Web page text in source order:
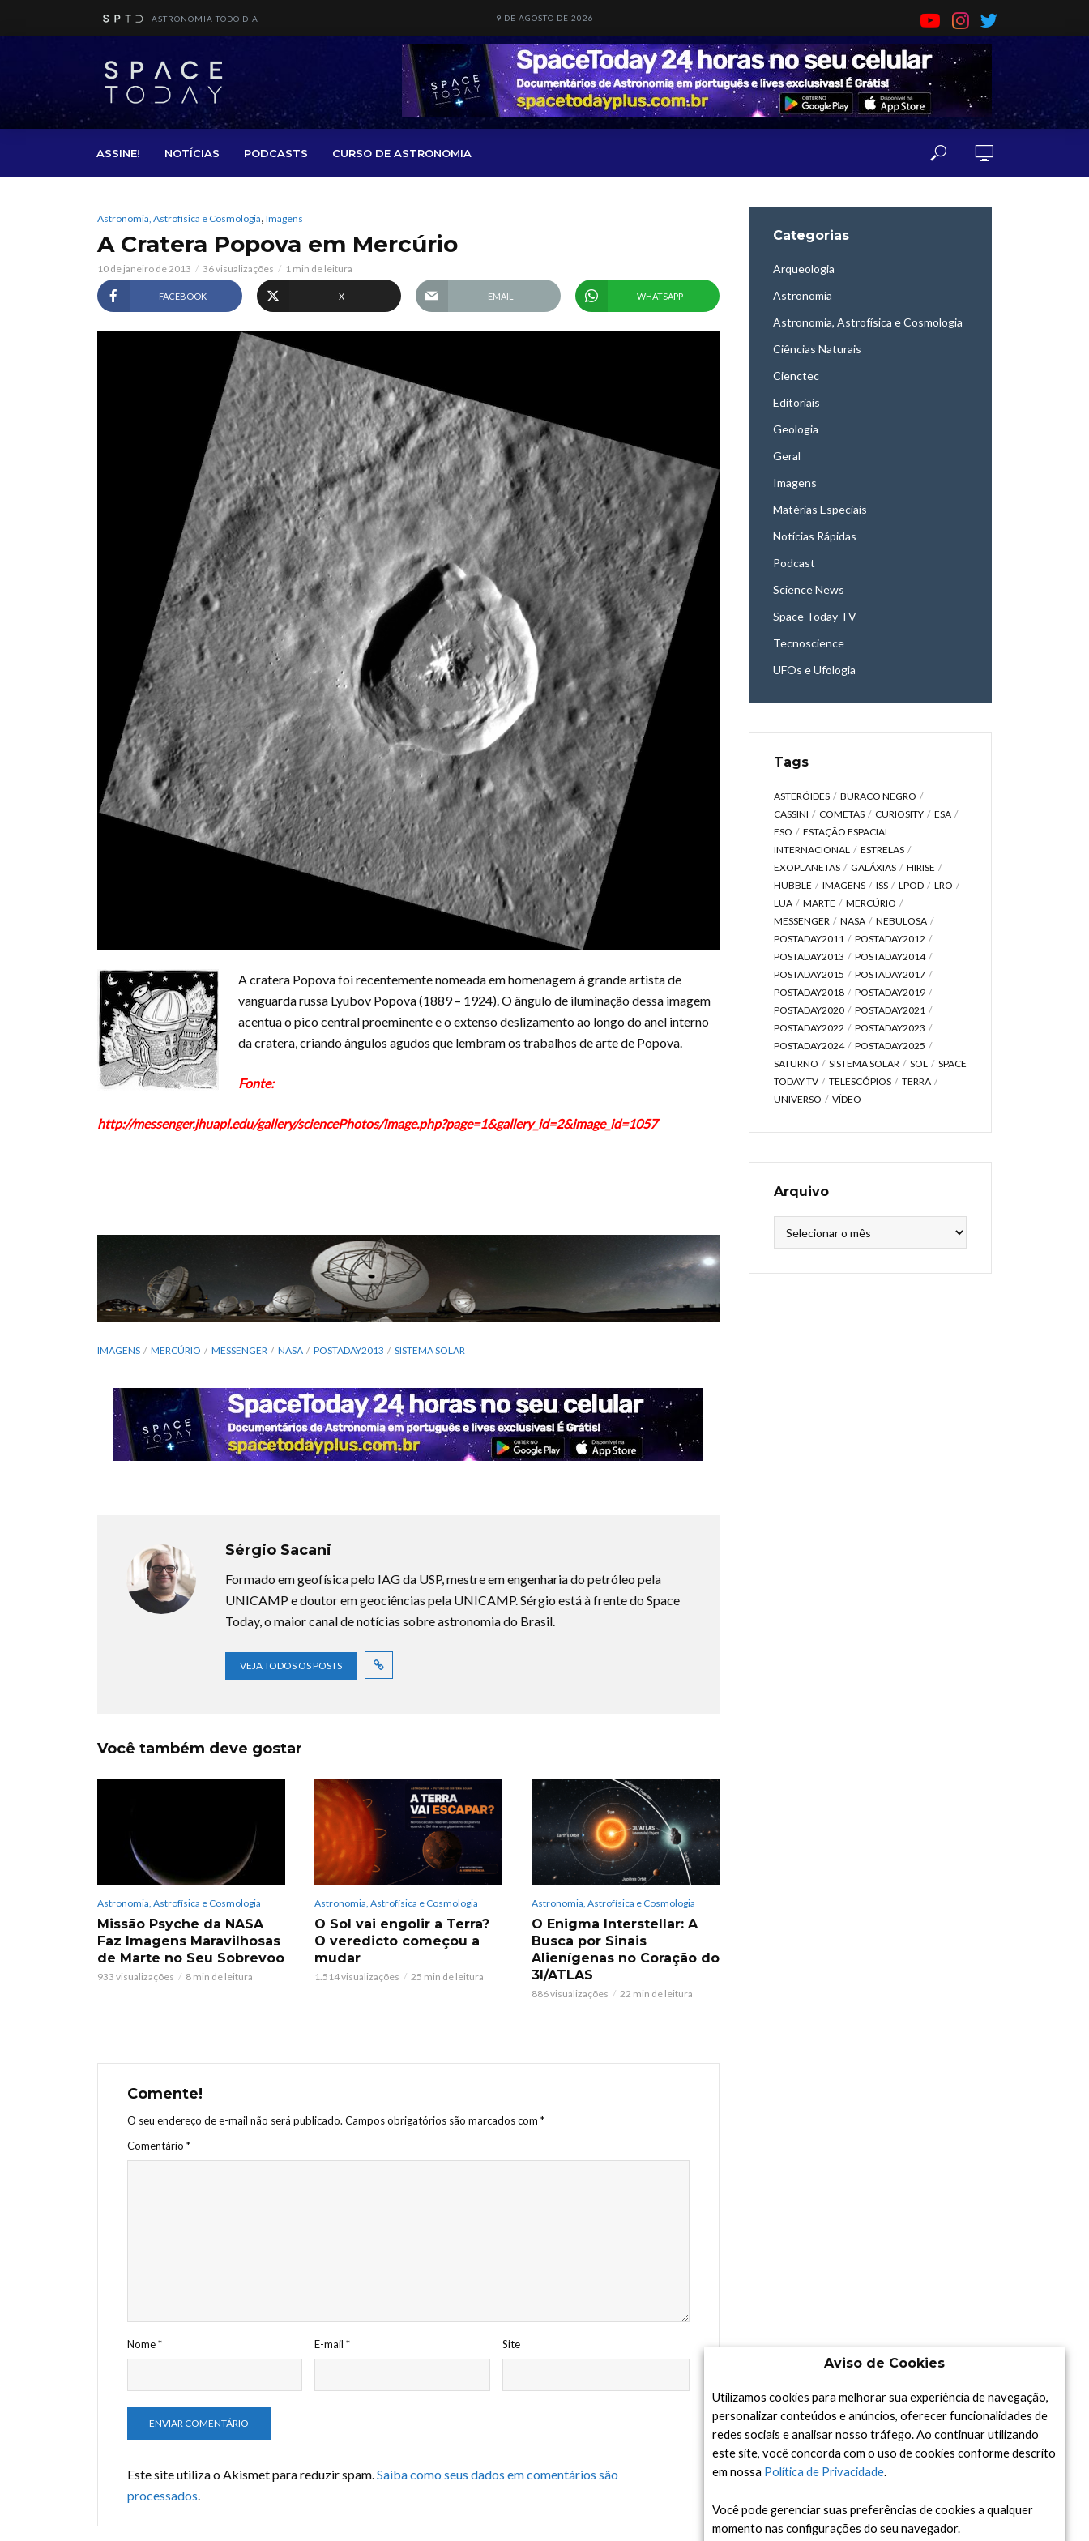
ASTRONOMIA TODO DIA 9 DE AGOSTO DE 2026
ASSINE! NOTÍCIAS PODCASTS CURSO DE ASTRONOMIA
Astronomia, Astrofísica e Cosmologia, Imagens
A Cratera Popova em Mercúrio
10 de janeiro de 2013 36 visualizações 1 min de leitura
FACEBOOK X EMAIL WHATSAPP
A cratera Popova foi recentemente nomeada em homenagem à grande artista de
vanguarda russa Lyubov Popova (1889 – 1924). O ângulo de iluminação dessa imagem
acentua o pico central proeminente e o extenso deslizamento ao longo do anel interno
da cratera, criando ângulos agudos que lembram os trabalhos de arte de Popova.
Fonte:
http://messenger.jhuapl.edu/gallery/sciencePhotos/image.php?page=1&gallery_id=2&image_id=1057
IMAGENS MERCÚRIO MESSENGER NASA POSTADAY2013 SISTEMA SOLAR
Sérgio Sacani
Formado em geofísica pelo IAG da USP, mestre em engenharia do petróleo pela
UNICAMP e doutor em geociências pela UNICAMP. Sérgio está à frente do Space
Today, o maior canal de notícias sobre astronomia do Brasil.
VEJA TODOS OS POSTS
Você também deve gostar
Astronomia, Astrofísica e Cosmologia
Missão Psyche da NASA
Faz Imagens Maravilhosas
de Marte no Seu Sobrevoo
933 visualizações 8 min de leitura
Astronomia, Astrofísica e Cosmologia
O Sol vai engolir a Terra?
O veredicto começou a
mudar
1.514 visualizações 25 min de leitura
Astronomia, Astrofísica e Cosmologia
O Enigma Interstellar: A
Busca por Sinais
Alienígenas no Coração do
3I/ATLAS
886 visualizações 22 min de leitura
Comente!
O seu endereço de e-mail não será publicado. Campos obrigatórios são marcados com *
Comentário *
Nome* E-mail* Site
Este site utiliza o Akismet para reduzir spam.Saiba como seus dados em comentários são
processados.
Categorias
Arqueologia
Astronomia
Astronomia, Astrofísica e Cosmologia
Ciências Naturais
Cienctec
Editoriais
Geologia
Geral
Imagens
Matérias Especiais
Notícias Rápidas
Podcast
Science News
Space Today TV
Tecnoscience
UFOs e Ufologia
Tags
ASTERÓIDES
BURACO NEGRO
CASSINI
COMETAS CURIOSITY
ESA
ESO
ESTAÇÃO ESPACIAL
INTERNACIONAL
ESTRELAS
EXOPLANETAS
GALÁXIAS
HIRISE
HUBBLE
IMAGENS ISS LPOD
LRO
LUA
MARTE
MERCÚRIO
MESSENGER
NASA
NEBULOSA
POSTADAY2011
POSTADAY2012
POSTADAY2013
POSTADAY2014
POSTADAY2015
POSTADAY2017
POSTADAY2018
POSTADAY2019
POSTADAY2020
POSTADAY2021
POSTADAY2022
POSTADAY2023
POSTADAY2024
POSTADAY2025
SATURNO
SISTEMA SOLAR SOL
SPACE
TODAY TV
TELESCÓPIOS
TERRA
UNIVERSO
VÍDEO
Arquivo
Aviso de Cookies
Utilizamos cookies para melhorar sua experiência de navegação,
personalizar conteúdos e anúncios, oferecer funcionalidades de
redes sociais e analisar nosso tráfego. Ao continuar utilizando
este site, você concorda com o uso de cookies conforme descrito
em nossa Política de Privacidade.
Você pode gerenciar suas preferências de cookies a qualquer
momento nas configurações do seu navegador.